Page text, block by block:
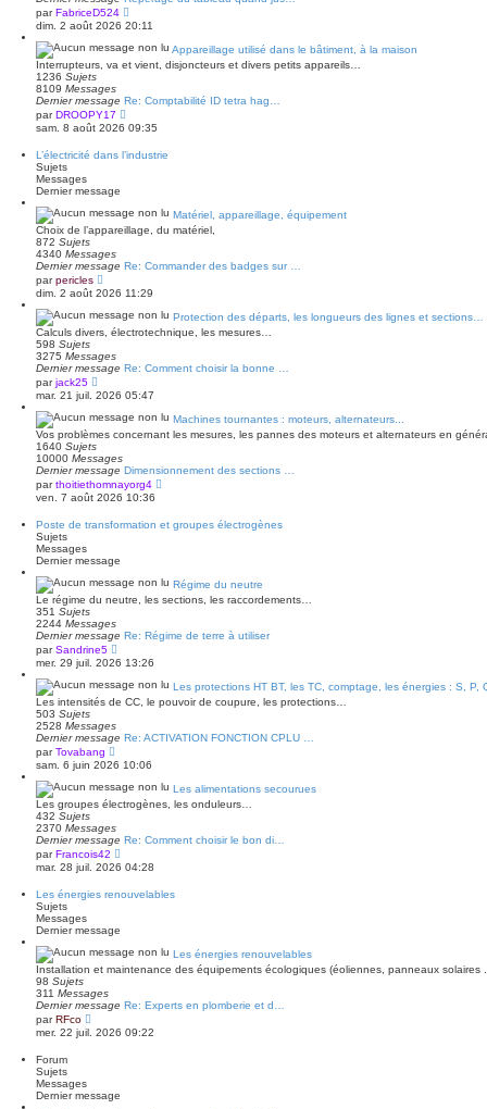
n
i
r
m
s
s
a
g
e
parFabriceD524
o
i
r
e
r
i
r
a
g
e
dim. 2 août 2026 20:11
Appareillage utilisé dans le bâtiment, à la maison
Interrupteurs, va et vient, disjoncteurs et divers petits appareils…
1236 Sujets
8109 Messages
Dernier message Re: Comptabilité ID tetra hag…
parDROOPY17
o
l
n
i
m
s
a
e
sam. 8 août 2026 09:35
L’électricité dans l’industrie
Sujets
Messages
Dernier message
Matériel, appareillage, équipement
Choix de l’appareillage, du matériel,
872 Sujets
4340 Messages
Dernier message Re: Commander des badges sur …
parpericles
o
i
r
e
e
r
i
r
m
s
s
a
g
e
dim. 2 août 2026 11:29
Protection des départs, les longueurs des lignes et sections…
Calculs divers, électrotechnique, les mesures…
598 Sujets
3275 Messages
Dernier message Re: Comment choisir la bonne …
parjack25
o
i
r
e
e
r
n
i
r
s
a
e
mar. 21 juil. 2026 05:47
Machines tournantes : moteurs, alternateurs...
Vos problèmes concernant les mesures, les pannes des moteurs et alternateurs en
1640 Sujets
10000 Messages
Dernier message Dimensionnement des sections …
parthoitiethomnayorg4
l
r
n
i
m
a
e
ven. 7 août 2026 10:36
Poste de transformation et groupes électrogènes
Sujets
Messages
Dernier message
Régime du neutre
Le régime du neutre, les sections, les raccordements…
351 Sujets
2244 Messages
Dernier message Re: Régime de terre à utiliser
parSandrine5
o
i
r
e
r
i
r
m
s
a
g
e
mer. 29 juil. 2026 13:26
Les protections HT BT, les TC, comptage, les énergies : S, P,
Les intensités de CC, le pouvoir de coupure, les protections…
503 Sujets
2528 Messages
Dernier message Re: ACTIVATION FONCTION CPLU …
parTovabang
o
i
r
e
e
r
n
i
r
s
a
e
sam. 6 juin 2026 10:06
Les alimentations secourues
Les groupes électrogènes, les onduleurs…
432 Sujets
2370 Messages
Dernier message Re: Comment choisir le bon di…
parFrancois42
o
i
l
n
i
m
s
mar. 28 juil. 2026 04:28
Les énergies renouvelables
Sujets
Messages
Dernier message
Les énergies renouvelables
Installation et maintenance des équipements écologiques (éoliennes, panneaux solaires
98 Sujets
311 Messages
Dernier message Re: Experts en plomberie et d…
parRFco
o
i
e
mer. 22 juil. 2026 09:22
Forum
Sujets
Messages
Dernier message